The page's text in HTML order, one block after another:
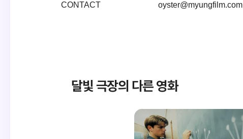
CONTACT oyster@myungfilm.com
달빛 극장의 다른 영화